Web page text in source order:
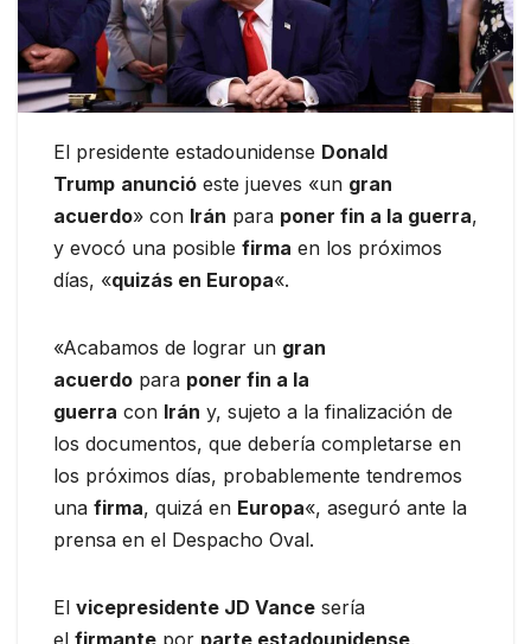
El presidente estadounidense Donald
Trump anunció este jueves «un gran
acuerdo» con Irán para poner fin a la guerra,
y evocó una posible firma en los próximos
días, «quizás en Europa«.
«Acabamos de lograr un gran
acuerdo para poner fin a la
guerra con Irán y, sujeto a la finalización de
los documentos, que debería completarse en
los próximos días, probablemente tendremos
una firma, quizá en Europa«, aseguró ante la
prensa en el Despacho Oval.
El vicepresidente JD Vance sería
el firmante por parte estadounidense,